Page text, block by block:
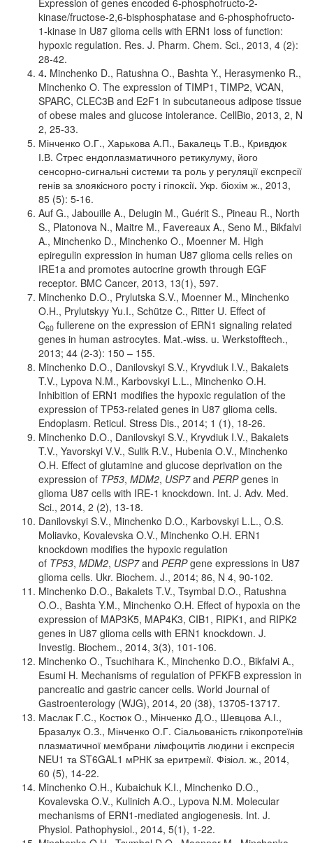
Expression of genes encoded 6-phosphofructo-2-
kinase/fructose-2,6-bisphosphatase and 6-phosphofructo-
1-kinase in U87 glioma cells with ERN1 loss of function:
hypoxic regulation. Res. J. Pharm. Chem. Sci., 2013, 4 (2):
28-42.
4. Minchenko D., Ratushna O., Bashta Y., Herasymenko R.,
Minchenko O. The expression of TIMP1, TIMP2, VCAN,
SPARC, CLEC3B and E2F1 in subcutaneous adipose tissue
of obese males and glucose intolerance. CellBio, 2013, 2, N
2, 25-33.
Мінченко О.Г., Харькова А.П., Бакалець Т.В., Кривдюк
І.В. Cтрес ендоплазматичного ретикулуму, його
сенсорно-сигнальні системи та роль у регуляції експресії
генів за злоякісного росту і гіпоксії. Укр. біохім ж., 2013,
85 (5): 5-16.
Auf G., Jabouille A., Delugin M., Guérit S., Pineau R., North
S., Platonova N., Maitre M., Favereaux A., Seno M., Bikfalvi
A., Minchenko D., Minchenko O., Moenner M. High
epiregulin expression in human U87 glioma cells relies on
IRE1a and promotes autocrine growth through EGF
receptor. BMC Cancer, 2013, 13(1), 597.
Minchenko D.O., Prylutska S.V., Moenner M., Minchenko
O.H., Prylutskyy Yu.I., Schütze C., Ritter U. Effect of
C60 fullerene on the expression of ERN1 signaling related
genes in human astrocytes. Mat.-wiss. u. Werkstofftech.,
2013; 44 (2-3): 150 – 155.
Minchenko D.O., Danilovskyi S.V., Kryvdiuk I.V., Bakalets
T.V., Lypova N.M., Karbovskyi L.L., Minchenko O.H.
Inhibition of ERN1 modifies the hypoxic regulation of the
expression of TP53-related genes in U87 glioma cells.
Endoplasm. Reticul. Stress Dis., 2014; 1 (1), 18-26.
Minchenko D.O., Danilovskyi S.V., Kryvdiuk I.V., Bakalets
T.V., Yavorskyi V.V., Sulik R.V., Hubenia O.V., Minchenko
O.H. Effect of glutamine and glucose deprivation on the
expression of TP53, MDM2, USP7and PERPgenes in
glioma U87 cells with IRE-1 knockdown. Int. J. Adv. Med.
Sci., 2014, 2 (2), 13-18.
Danilovskyi S.V., Minchenko D.O., Karbovskyi L.L., O.S.
Moliavko, Kovalevska O.V., Minchenko O.H. ERN1
knockdown modifies the hypoxic regulation
of TP53, MDM2, USP7and PERPgene expressions in U87
glioma cells. Ukr. Biochem. J., 2014; 86, N 4, 90-102.
Minchenko D.O., Bakalets T.V., Tsymbal D.O., Ratushna
O.O., Bashta Y.M., Minchenko O.H. Effect of hypoxia on the
expression of MAP3K5, MAP4K3, CIB1, RIPK1, and RIPK2
genes in U87 glioma cells with ERN1 knockdown. J.
Investig. Biochem., 2014, 3(3), 101-106.
Minchenko O., Tsuchihara K., Minchenko D.O., Bikfalvi A.,
Esumi H. Mechanisms of regulation of PFKFB expression in
pancreatic and gastric cancer cells. World Journal of
Gastroenterology (WJG), 2014, 20 (38), 13705-13717.
Маслак Г.С., Костюк О., Мінченко Д.О., Шевцова А.І.,
Бразалук О.З., Мінченко О.Г. Сіальованість глікопротеїнів
плазматичної мембрани лімфоцитів людини і експресія
NEU1 та ST6GAL1 мРНК за еритремії. Фізіол. ж., 2014,
60 (5), 14-22.
Minchenko O.H., Kubaichuk K.I., Minchenko D.O.,
Kovalevska O.V., Kulinich A.O., Lypova N.M. Molecular
mechanisms of ERN1-mediated angiogenesis. Int. J.
Physiol. Pathophysiol., 2014, 5(1), 1-22.